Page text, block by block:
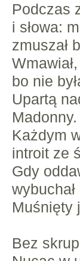
Podczas
i słowa:
zmuszał
bo nie
Upartą
Madonny.
Każdym
introit ze
Gdy
Muśnięty
Bez